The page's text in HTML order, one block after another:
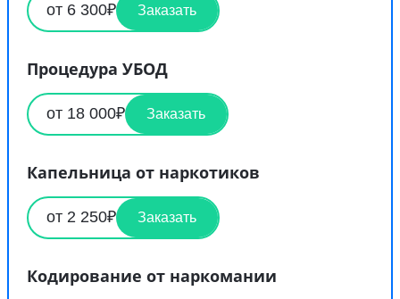
от 6 300₽ Заказать
Процедура УБОД
от 18 000₽ Заказать
Капельница от наркотиков
от 2 250₽ Заказать
Кодирование от наркомании